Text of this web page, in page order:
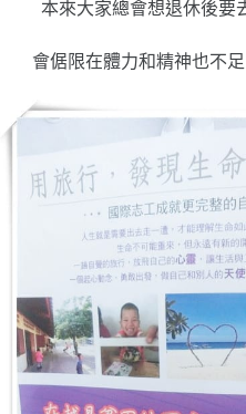
本來大家總會想退休後要
會倨限在體力和精神也不